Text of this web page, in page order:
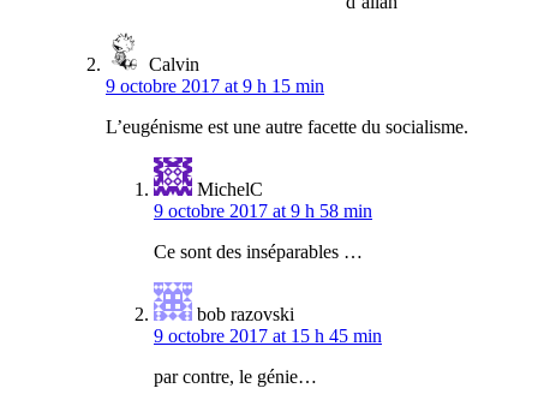
Calvin
9 octobre 2017 at 9 h 15 min
L’eugénisme est une autre facette du socialisme.
MichelC
9 octobre 2017 at 9 h 58 min
Ce sont des inséparables …
bob razovski
9 octobre 2017 at 15 h 45 min
par contre, le génie…